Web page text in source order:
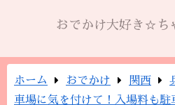
おでかけ大好き☆ち
ホーム おでかけ 関西
車場に気を付けて！入場料も